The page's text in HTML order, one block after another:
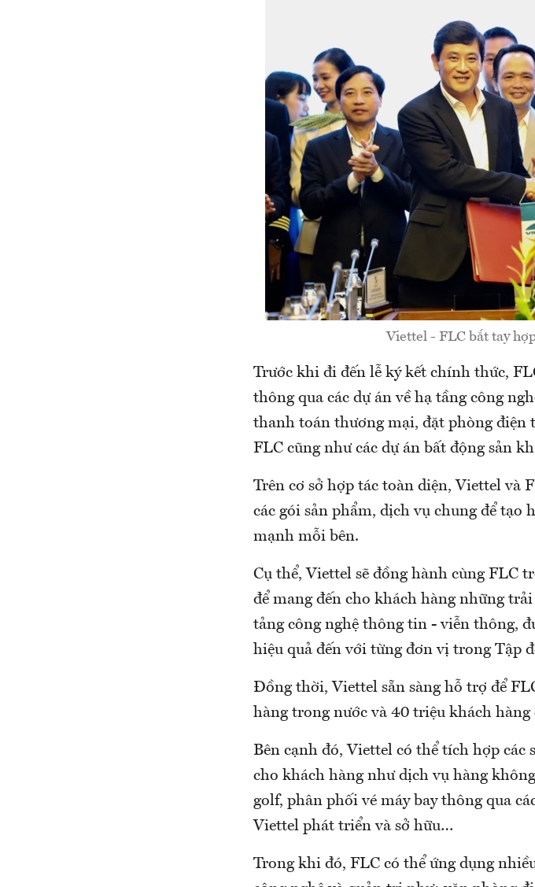
Viettel - FLC bắt tay
Trước khi đi đến lễ ký kết chính thức,
thông qua các dự án về hạ tầng công
thanh toán thương mại, đặt phòng điện
FLC cũng như các dự án bất động sản
Trên cơ sở hợp tác toàn diện, Viettel và
các gói sản phẩm, dịch vụ chung để tạo
mạnh mỗi bên.
Cụ thể, Viettel sẽ đồng hành cùng FLC
để mang đến cho khách hàng những
tảng công nghệ thông tin - viễn thông,
hiệu quả đến với từng đơn vị trong Tập
Đồng thời, Viettel sẵn sàng hỗ trợ để
hàng trong nước và 40 triệu khách
Bên cạnh đó, Viettel có thể tích hợp các
cho khách hàng như dịch vụ hàng
golf, phân phối vé máy bay thông qua
Viettel phát triển và sở hữu…
Trong khi đó, FLC có thể ứng dụng